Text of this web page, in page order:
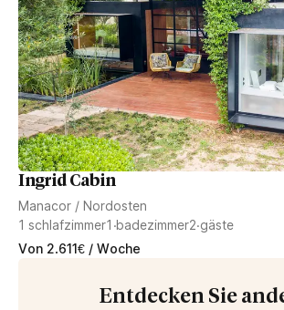
Ingrid Cabin
Manacor / Nordosten
1 schlafzimmer1 badezimmer2gäste
Von 2.611€ / Woche
Entdecken Sie